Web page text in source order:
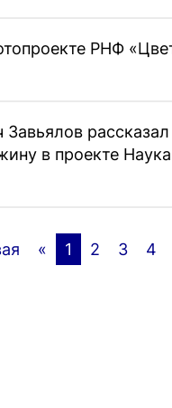
РНФ
в проекте
« 1 2 3 4